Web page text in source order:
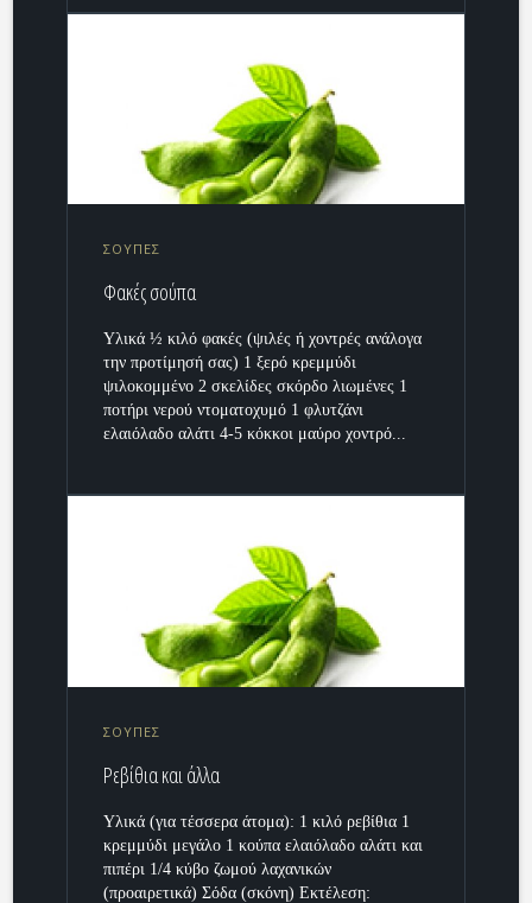
ΣΟΥΠΕΣ
Φακές σούπα
Υλικά ½ κιλό φακές (ψιλές ή χοντρές ανάλογα
την προτίμησή σας) 1 ξερό κρεμμύδι
ψιλοκομμένο 2 σκελίδες σκόρδο λιωμένες 1
ποτήρι νερού ντοματοχυμό 1 φλυτζάνι
ελαιόλαδο αλάτι 4-5 κόκκοι μαύρο χοντρό...
ΣΟΥΠΕΣ
Ρεβίθια και άλλα
Υλικά (για τέσσερα άτομα): 1 κιλό ρεβίθια 1
κρεμμύδι μεγάλο 1 κούπα ελαιόλαδο αλάτι και
πιπέρι 1/4 κύβο ζωμού λαχανικών
(προαιρετικά) Σόδα (σκόνη) Εκτέλεση: